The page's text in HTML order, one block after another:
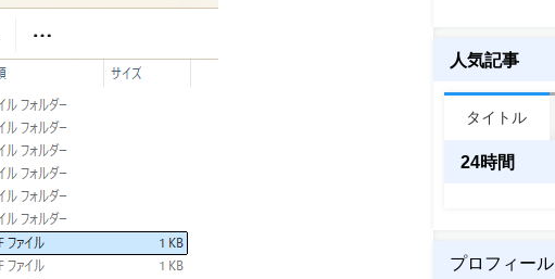
人気記事
タイトル
24時間
プロフィール